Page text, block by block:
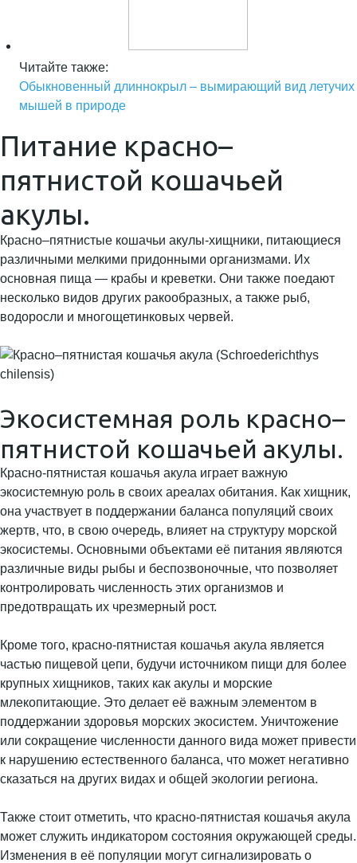
Читайте также:
Обыкновенный длиннокрыл – вымирающий вид летучих
мышей в природе
Питание красно–
пятнистой кошачьей
акулы.
Красно–пятнистые кошачьи акулы-хищники, питающиеся
различными мелкими придонными организмами. Их
основная пища — крабы и креветки. Они также поедают
несколько видов других ракообразных, а также рыб,
водоросли и многощетинковых червей.
Экосистемная роль красно–
пятнистой кошачьей акулы.
Красно-пятнистая кошачья акула играет важную
экосистемную роль в своих ареалах обитания. Как хищник,
она участвует в поддержании баланса популяций своих
жертв, что, в свою очередь, влияет на структуру морской
экосистемы. Основными объектами её питания являются
различные виды рыбы и беспозвоночные, что позволяет
контролировать численность этих организмов и
предотвращать их чрезмерный рост.
Кроме того, красно-пятнистая кошачья акула является
частью пищевой цепи, будучи источником пищи для более
крупных хищников, таких как акулы и морские
млекопитающие. Это делает её важным элементом в
поддержании здоровья морских экосистем. Уничтожение
или сокращение численности данного вида может привести
к нарушению естественного баланса, что может негативно
сказаться на других видах и общей экологии региона.
Также стоит отметить, что красно-пятнистая кошачья акула
может служить индикатором состояния окружающей среды.
Изменения в её популяции могут сигнализировать о